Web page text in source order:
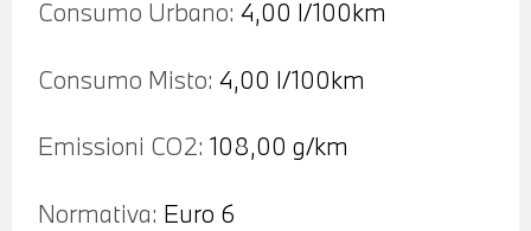
Consumo Urbano: 4,00 l/100km
Consumo Misto: 4,00 l/100km
Emissioni CO2: 108,00 g/km
Normativa: Euro 6